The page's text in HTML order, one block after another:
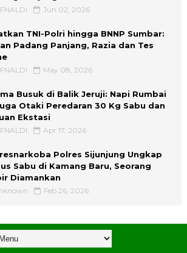
Jun 02, 2026
TNI-Polri hingga BNNP Sumbar:
Padang Panjang, Razia dan Tes
May 08, 2026
Busuk di Balik Jeruji: Napi Rumbai
Otaki Peredaran 30 Kg Sabu dan
Ekstasi
Apr 17, 2026
Polres Sijunjung Ungkap
Sabu di Kamang Baru, Seorang
Diamankan
Feb 26, 2026